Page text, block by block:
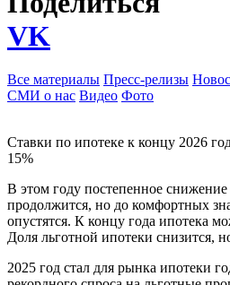
VK
Все материалы Пресс-релизы
СМИ о нас Видео Фото
Ставки по ипотеке к концу 2026
15%
В этом году постепенное
продолжится, но до комфортных
опустятся. К концу года ипотека
Доля льготной ипотеки снизится,
2025 год стал для рынка ипотеки